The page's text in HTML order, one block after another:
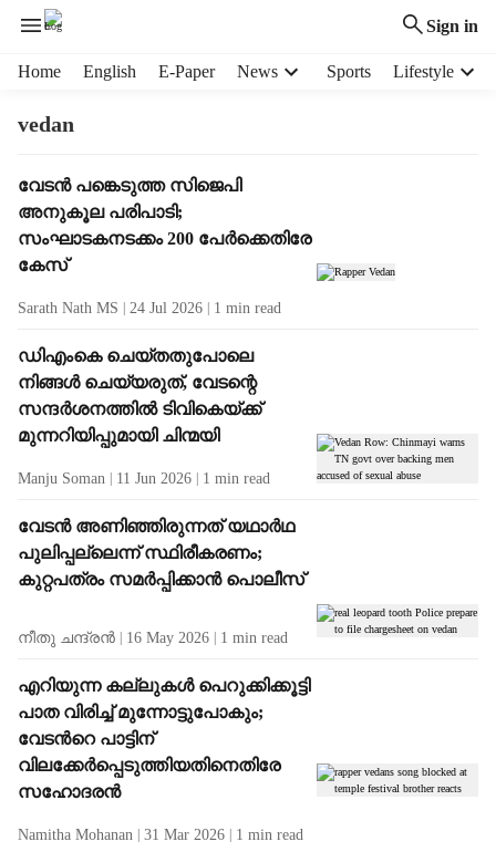
Sign in
Home English E-Paper News Sports Lifestyle
vedan
T
a
g
R
s
l
t
s
വേടൻ പങ്കെടുത്ത സിജെപി
അനുകൂല പരിപാടി;
സംഘാടകനടക്കം 200 പേർക്കെതിരേ
കേസ്
Sarath Nath MS 24 Jul 2026 1 min read
ഡിഎംകെ ചെയ്തതുപോലെ
നിങ്ങൾ ചെയ്യരുത്, വേടന്റെ
സന്ദർശനത്തിൽ ടിവികെയ്ക്ക്
മുന്നറിയിപ്പുമായി ചിന്മയി
Manju Soman 11 Jun 2026 1 min read
വേടൻ അണിഞ്ഞിരുന്നത് യഥാർഥ
പുലിപ്പല്ലെന്ന് സ്ഥിരീകരണം;
കുറ്റപത്രം സമർപ്പിക്കാൻ പൊലീസ്
നീതു ചന്ദ്രൻ 16 May 2026 1 min read
എറിയുന്ന കല്ലുകൾ പെറുക്കിക്കൂട്ടി
പാത വിരിച്ച് മുന്നോട്ടുപോകും;
വേടന്‍റെ പാട്ടിന്
വിലക്കേർപ്പെടുത്തിയതിനെതിരേ
സഹോദരൻ
Namitha Mohanan 31 Mar 2026 1 min read